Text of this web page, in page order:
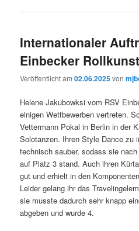
Internationaler
Einbecker
Veröffentlicht am02.06.2025von
Helene Jakubowksi vom RSV
einigen Wettbewerben vertreten.
Vettermann Pokal in Berlin in der
Solotanzen. Ihren Style Dance zu
technisch sauber, sodass sie
auf Platz 3 stand. Auch ihren
gut und erhielt in den
Leider gelang ihr das
sie musste dadurch sehr knapp
abgeben und wurde 4.